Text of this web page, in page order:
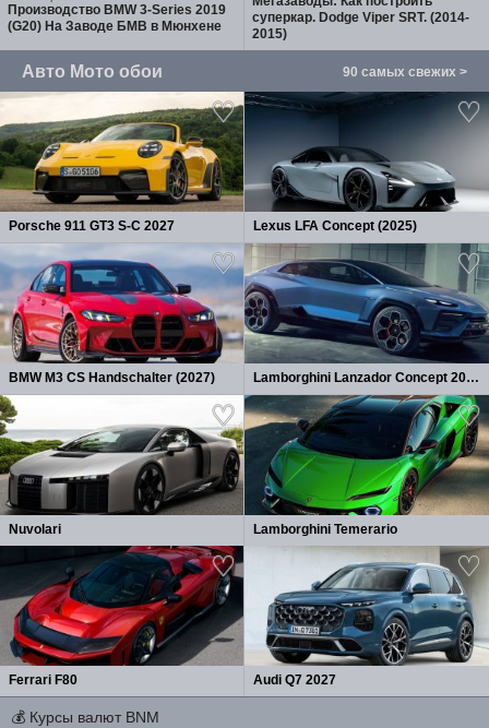
Производство BMW 3-Series 2019
(G20) На Заводе БМВ в Мюнхене
суперкар. Dodge Viper SRT. (2014-
2015)
Авто Мото обои 90 самых свежих >
Porsche 911 GT3 S-C 2027 Lexus LFA Concept (2025)
BMW M3 CS Handschalter (2027) Lamborghini Lanzador Concept 2026
Nuvolari Lamborghini Temerario
Ferrari F80 Audi Q7 2027
💰 Курсы валют BNM